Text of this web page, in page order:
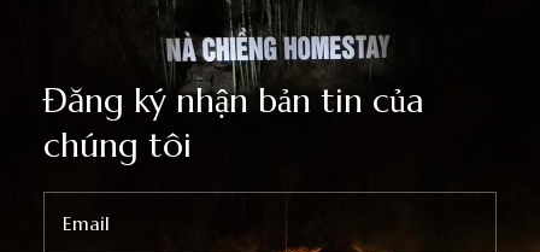
Đăng ký nhận bản tin của
chúng tôi